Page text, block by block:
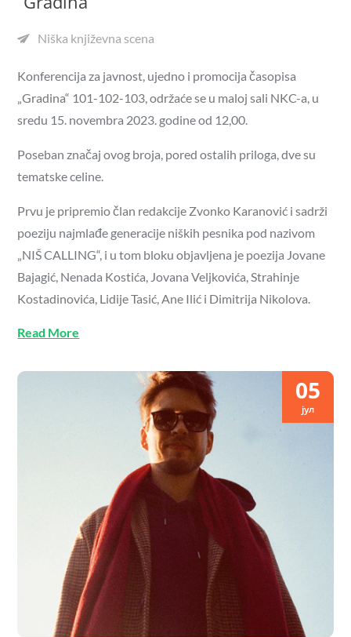
Niška književna scena
Konferencija za javnost, ujedno i promocija časopisa
„Gradina“ 101-102-103, održaće se u maloj sali NKC-a, u
sredu 15. novembra 2023. godine od 12,00.
Poseban značaj ovog broja, pored ostalih priloga, dve su
tematske celine.
Prvu je pripremio član redakcije Zvonko Karanović i sadrži
poeziju najmlađe generacije niških pesnika pod nazivom
„NIŠ CALLING“, i u tom bloku objavljena je poezija Jovane
Bajagić, Nenada Kostića, Jovana Veljkovića, Strahinje
Kostadinovića, Lidije Tasić, Ane Ilić i Dimitrija Nikolova.
Read More
05
јул